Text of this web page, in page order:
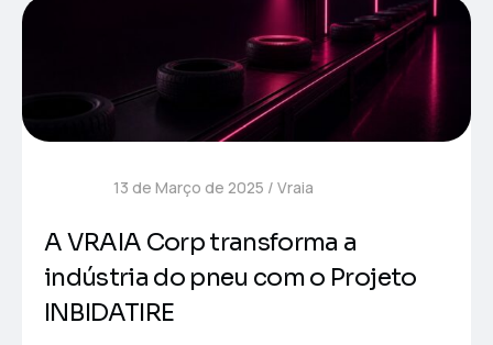
13 de Março de 2025 Vraia
A VRAIA Corp transforma a
indústria do pneu com o Projeto
INBIDATIRE